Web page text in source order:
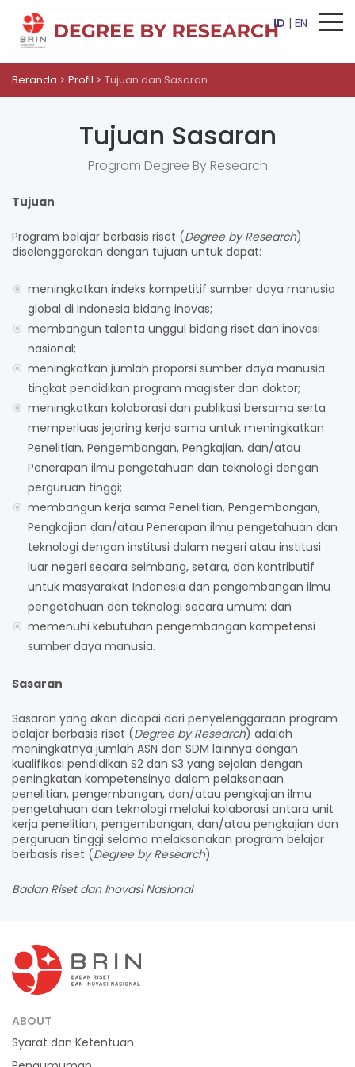
ID | EN
Beranda Profil Tujuan dan Sasaran
Tujuan Sasaran
Program Degree By Research
Tujuan
Program belajar berbasis riset (Degree by Research)
diselenggarakan dengan tujuan untuk dapat:
meningkatkan indeks kompetitif sumber daya manusia
global di Indonesia bidang inovas;
membangun talenta unggul bidang riset dan inovasi
nasional;
meningkatkan jumlah proporsi sumber daya manusia
tingkat pendidikan program magister dan doktor;
meningkatkan kolaborasi dan publikasi bersama serta
memperluas jejaring kerja sama untuk meningkatkan
Penelitian, Pengembangan, Pengkajian, dan/atau
Penerapan ilmu pengetahuan dan teknologi dengan
perguruan tinggi;
membangun kerja sama Penelitian, Pengembangan,
Pengkajian dan/atau Penerapan ilmu pengetahuan dan
teknologi dengan institusi dalam negeri atau institusi
luar negeri secara seimbang, setara, dan kontributif
untuk masyarakat Indonesia dan pengembangan ilmu
pengetahuan dan teknologi secara umum; dan
memenuhi kebutuhan pengembangan kompetensi
sumber daya manusia.
Sasaran
Sasaran yang akan dicapai dari penyelenggaraan program
belajar berbasis riset (Degree by Research) adalah
meningkatnya jumlah ASN dan SDM lainnya dengan
kualifikasi pendidikan S2 dan S3 yang sejalan dengan
peningkatan kompetensinya dalam pelaksanaan
penelitian, pengembangan, dan/atau pengkajian ilmu
pengetahuan dan teknologi melalui kolaborasi antara unit
kerja penelitian, pengembangan, dan/atau pengkajian dan
perguruan tinggi selama melaksanakan program belajar
berbasis riset (Degree by Research).
Badan Riset dan Inovasi Nasional
ABOUT
Syarat dan Ketentuan